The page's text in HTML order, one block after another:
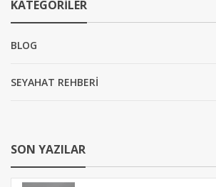
KATEGORILER
BLOG
SEYAHAT REHBERİ
SON YAZILAR